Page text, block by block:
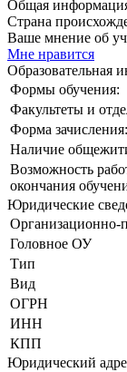
Общая
Страна
Ваше мнение об
Мне нравится
Образовательная
Формы обучения:
Факультеты и
Форма зачисления:
Наличие
Возможность
окончания
Юридические
Организационно-
Головное ОУ
Тип
Вид
ОГРН
ИНН
КПП
Юридический